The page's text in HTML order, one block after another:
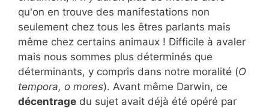
qu'on en trouve des manifestations non
seulement chez tous les êtres parlants mais
même chez certains animaux ! Difficile à avaler
mais nous sommes plus déterminés que
déterminants, y compris dans notre moralité (O
tempora, o mores). Avant même Darwin, ce
décentrage du sujet avait déjà été opéré par